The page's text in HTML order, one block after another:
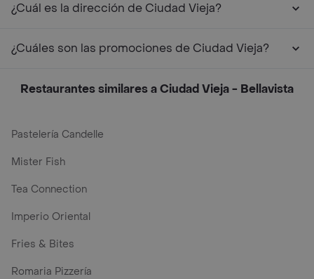
¿Cuál es la dirección de Ciudad Vieja?
¿Cuáles son las promociones de Ciudad Vieja?
Restaurantes similares a Ciudad Vieja - Bellavista
Pastelería Candelle
Mister Fish
Tea Connection
Imperio Oriental
Fries & Bites
Romaria Pizzería